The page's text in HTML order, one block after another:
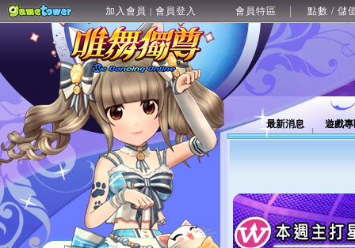
加入會員 | 會員登入 會員特區 點數 / 儲
最新消息 遊戲